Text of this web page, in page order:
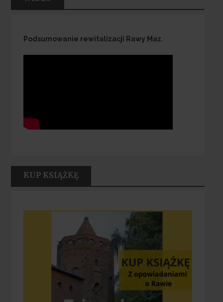
Podsumowanie rewitalizacji Rawy Maz.
KUP KSIĄŻKĘ